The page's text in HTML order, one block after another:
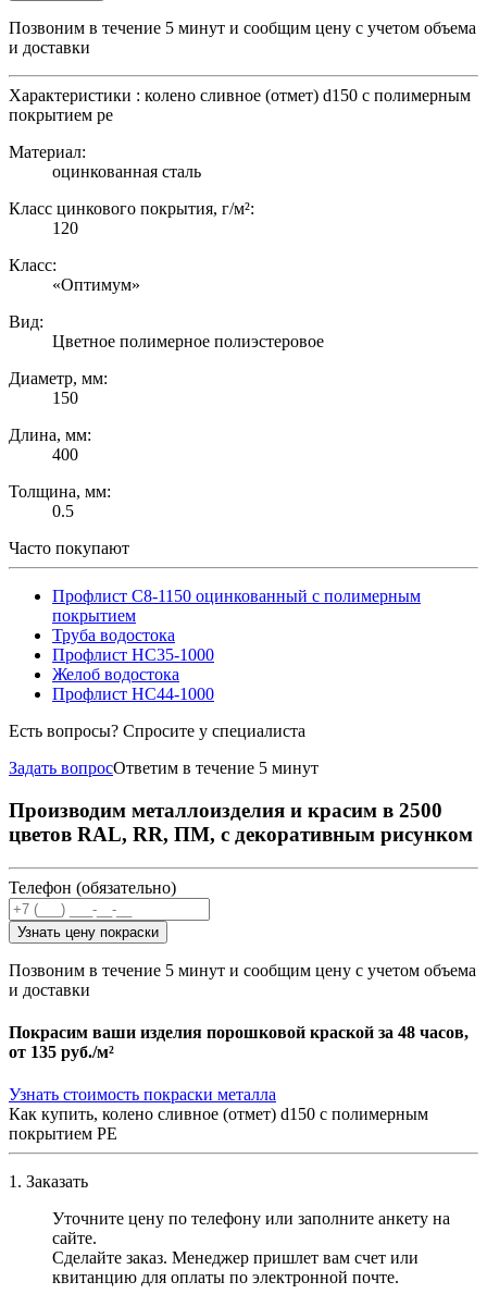
Позвоним в течение 5 минут и сообщим цену с учетом объема
и доставки
Характеристики : колено сливное (отмет) d150 с полимерным
покрытием pe
Материал:
оцинкованная сталь
Класс цинкового покрытия, г/м²:
120
Класс:
«Оптимум»
Вид:
Цветное полимерное полиэстеровое
Диаметр, мм:
150
Длина, мм:
400
Толщина, мм:
0.5
Часто покупают
Профлист С8-1150 оцинкованный с полимерным
покрытием
Труба водостока
Профлист НС35-1000
Желоб водостока
Профлист НС44-1000
Есть вопросы? Спросите у специалиста
Задать вопросОтветим в течение 5 минут
Производим металлоизделия и красим в 2500
цветов RAL, RR, ПМ, с декоративным рисунком
Телефон (обязательно)
Узнать цену покраски
Позвоним в течение 5 минут и сообщим цену с учетом объема
и доставки
Покрасим ваши изделия порошковой краской за 48 часов,
от 135 руб./м²
Узнать стоимость покраски металла
Как купить, колено сливное (отмет) d150 с полимерным
покрытием PE
1. Заказать
Уточните цену по телефону или заполните анкету на
сайте.
Сделайте заказ. Менеджер пришлет вам счет или
квитанцию для оплаты по электронной почте.